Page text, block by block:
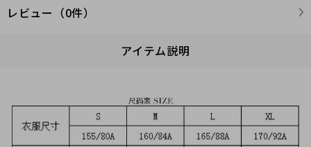
レビュー（0件）
アイテム説明